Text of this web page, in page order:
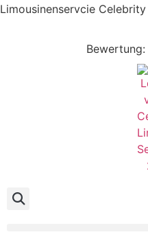
Limousinenservcie